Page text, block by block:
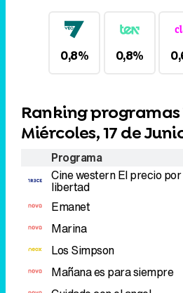
0,8% 0,8%
Ranking programas
Miércoles, 17 de
Programa
Cine westernEl precio
libertad
Emanet
Marina
Los Simpson
Mañana es para siempre